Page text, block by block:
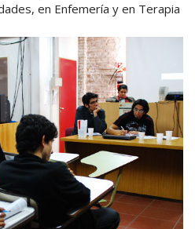
en Enfemería y en Terapia